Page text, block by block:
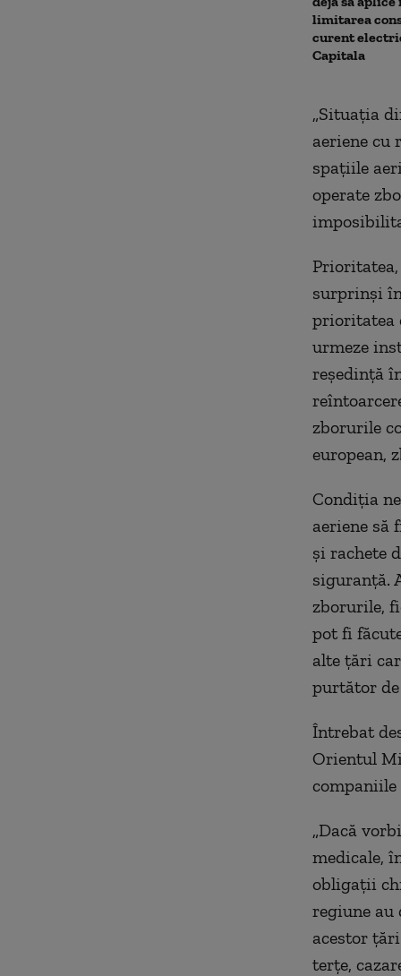
limitarea
curent
Capitala
„Situația
aeriene cu
spațiile
operate
surprinși în
prioritatea
urmeze
reședință
zborurile
european,
Condiția
aeriene să
și rachete
siguranță.
zborurile,
pot fi
alte țări
purtător
Întrebat
Orientul
companiile
„Dacă
medicale,
obligații
regiune
acestor
terțe,